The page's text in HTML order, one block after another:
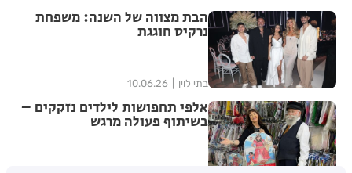
הבת מצווה של השנה: משפחת
נרקיס חוגגת
בתי לוין 10.06.26
אלפי תחפושות לילדים נזקקים –
בשיתוף פעולה מרגש